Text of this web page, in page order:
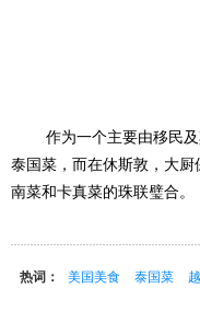
作为一个主要由移民及
泰国菜，而在休斯敦，大厨
南菜和卡真菜的珠联璧合。
热词： 美国美食 泰国菜